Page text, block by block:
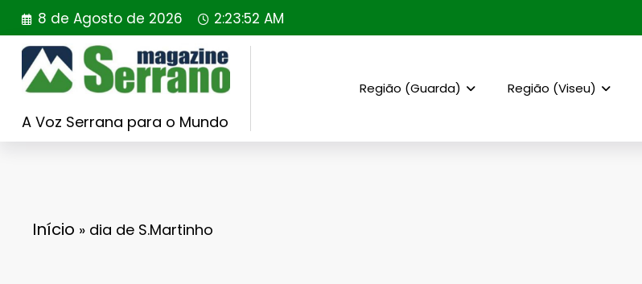
Saltar
para
conteúdo
8 de Agosto de 2026 2:23:53 AM
A Voz Serrana para o Mundo
Região (Guarda) Região (Viseu)
Início » dia de S.Martinho